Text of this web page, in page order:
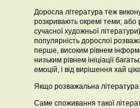
Доросла література теж
розкривають окремі теми; або
сучасної художньої
популярність дорослої
перше, високим рівнем
низьким рівнем ініціації
емоцій, і від вирішення хай
Якщо розважальна література
Саме споживання такої